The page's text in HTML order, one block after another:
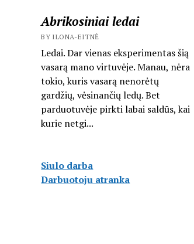
Abrikosiniai ledai
BY ILONA-EITNĖ
Ledai. Dar vienas eksperimentas šią
vasarą mano virtuvėje. Manau, nėra
tokio, kuris vasarą nenorėtų
gardžių, vėsinančių ledų. Bet
parduotuvėje pirkti labai saldūs, kai
kurie netgi...
Siulo darba
Darbuotoju atranka